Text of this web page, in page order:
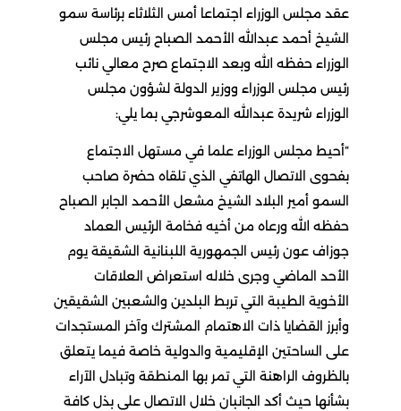
عقد مجلس الوزراء اجتماعا أمس الثلاثاء برئاسة سمو
الشيخ أحمد عبدالله الأحمد الصباح رئيس مجلس
الوزراء حفظه الله وبعد الاجتماع صرح معالي نائب
رئيس مجلس الوزراء ووزير الدولة لشؤون مجلس
الوزراء شريدة عبدالله المعوشرجي بما يلي:
“أحيط مجلس الوزراء علما في مستهل الاجتماع
بفحوى الاتصال الهاتفي الذي تلقاه حضرة صاحب
السمو أمير البلاد الشيخ مشعل الأحمد الجابر الصباح
حفظه الله ورعاه من أخيه فخامة الرئيس العماد
جوزاف عون رئيس الجمهورية اللبنانية الشقيقة يوم
الأحد الماضي وجرى خلاله استعراض العلاقات
الأخوية الطيبة التي تربط البلدين والشعبين الشقيقين
وأبرز القضايا ذات الاهتمام المشترك وآخر المستجدات
على الساحتين الإقليمية والدولية خاصة فيما يتعلق
بالظروف الراهنة التي تمر بها المنطقة وتبادل الآراء
بشأنها حيث أكد الجانبان خلال الاتصال على بذل كافة